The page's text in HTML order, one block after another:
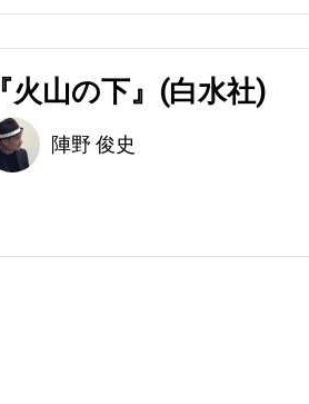
『火山の下』(白水社)
陣野 俊史